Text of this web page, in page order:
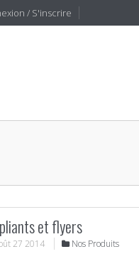
/ S'inscrire
et flyers
27 2014 Nos Produits